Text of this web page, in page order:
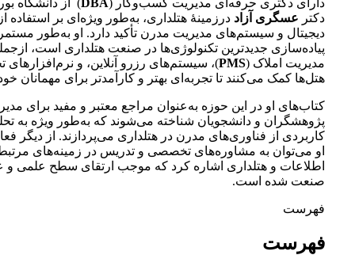
دارای دکتری حرفه‌ای مدیریت کسب‌وکار (DBA ) از دانشگاه
دکتر عسگری آزاد درزمینۀ هتلداری، به‌طور ویژه‌ای بر استفاده
دیجیتال و سیستم‌های مدیریت مدرن تأکید دارد. او به‌طور
پیاده‌سازی جدیدترین تکنولوژی‌ها در صنعت هتلداری است،
مدیریت املاک (PMS)، سیستم‌های رزرو آنلاین، و نرم‌افزارهای
هتل‌ها کمک می‌کنند تا تجربه‌ای بهتر و کارآمدتر برای مهمانان
کتاب‌های او در این حوزه به‌عنوان مراجع معتبر و مفید برای
پژوهشگران و دانشجویان شناخته می‌شوند که به‌طور ویژه به
کاربردی از فناوری‌های مدرن در هتلداری می‌پردازند. از دیگر
او می‌توان به مشاوره‌های تخصصی و تدریس در زمینه‌های
اطلاعات و هتلداری اشاره کرد که موجب ارتقای سطح علمی و
صنعت شده است.
فهرست
فهرست